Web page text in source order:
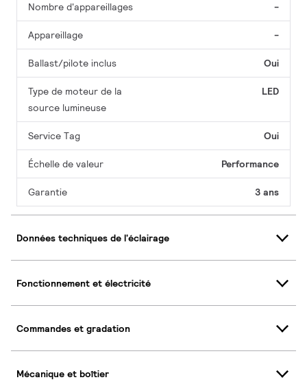
Nombre d'appareillages -
Appareillage -
Ballast/pilote inclus Oui
Type de moteur de la
source lumineuse
LED
Service Tag Oui
Échelle de valeur Performance
Garantie 3 ans
Données techniques de l'éclairage
Fonctionnement et électricité
Commandes et gradation
Mécanique et boîtier